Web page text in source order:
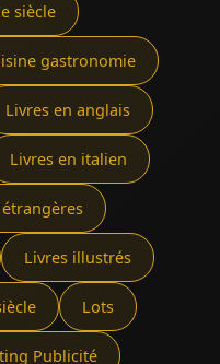
siècle
gastronomie
Livres en anglais
Livres en italien
Livres illustrés
Lots
Publicité